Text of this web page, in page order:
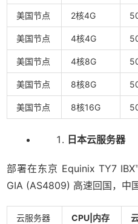
美国节点 2核4G
美国节点 4核4G
美国节点 4核8G
美国节点 8核8G
美国节点 8核16G
日本云服务器
部署在东京 Equinix TY7
GIA (AS4809) 高速回国，中
云服务器 CPU|内存